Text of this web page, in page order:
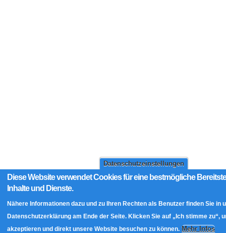
Datenschutzeinstellungen
Diese Website verwendet Cookies für eine bestmögliche
Inhalte und Dienste.
Nähere Informationen dazu und zu Ihren Rechten als Benutzer finden Sie in
Datenschutzerklärung am Ende der Seite. Klicken Sie auf „Ich stimme zu“,
akzeptieren und direkt unsere Website besuchen zu können. Mehr Infos